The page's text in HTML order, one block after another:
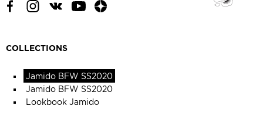
COLLECTIONS
Jamido BFW SS2020
Jamido BFW SS2020
Lookbook Jamido